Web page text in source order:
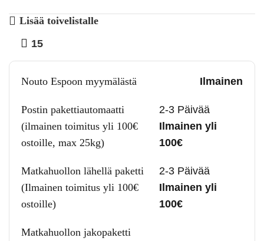
Lisää toivelistalle
15
Nouto Espoon myymälästä Ilmainen
Postin pakettiautomaatti
(ilmainen toimitus yli 100€
ostoille, max 25kg)
2-3 Päivää
Ilmainen yli
100€
Matkahuollon lähellä paketti
(Ilmainen toimitus yli 100€
ostoille)
2-3 Päivää
Ilmainen yli
100€
Matkahuollon jakopaketti